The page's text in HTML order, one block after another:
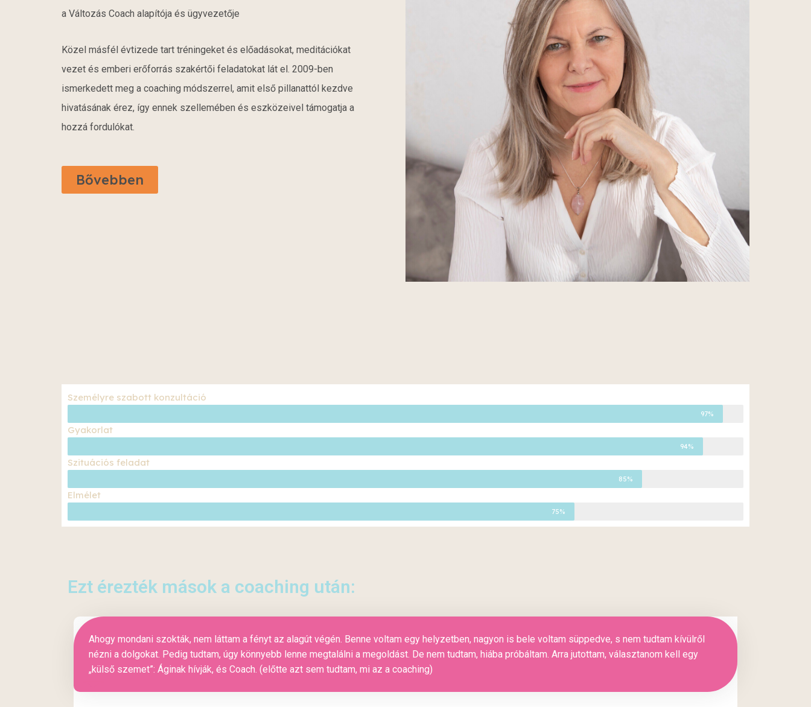
a Változás Coach alapítója és ügyvezetője
Közel másfél évtizede tart tréningeket és előadásokat, meditációkat
vezet és emberi erőforrás szakértői feladatokat lát el. 2009-ben
ismerkedett meg a coaching módszerrel, amit első pillanattól kezdve
hivatásának érez, így ennek szellemében és eszközeivel támogatja a
hozzá fordulókat.
Bővebben
Személyre szabott konzultáció
97%
Gyakorlat
94%
Szituációs feladat
85%
Elmélet
75%
Ezt érezték mások a coaching után:
Ahogy mondani szokták, nem láttam a fényt az alagút végén. Benne voltam egy helyzetben, nagyon is bele voltam süppedve, s nem tudtam kívülről
nézni a dolgokat. Pedig tudtam, úgy könnyebb lenne megtalálni a megoldást. De nem tudtam, hiába próbáltam. Arra jutottam, választanom kell egy
„külső szemet”: Áginak hívják, és Coach. (előtte azt sem tudtam, mi az a coaching)